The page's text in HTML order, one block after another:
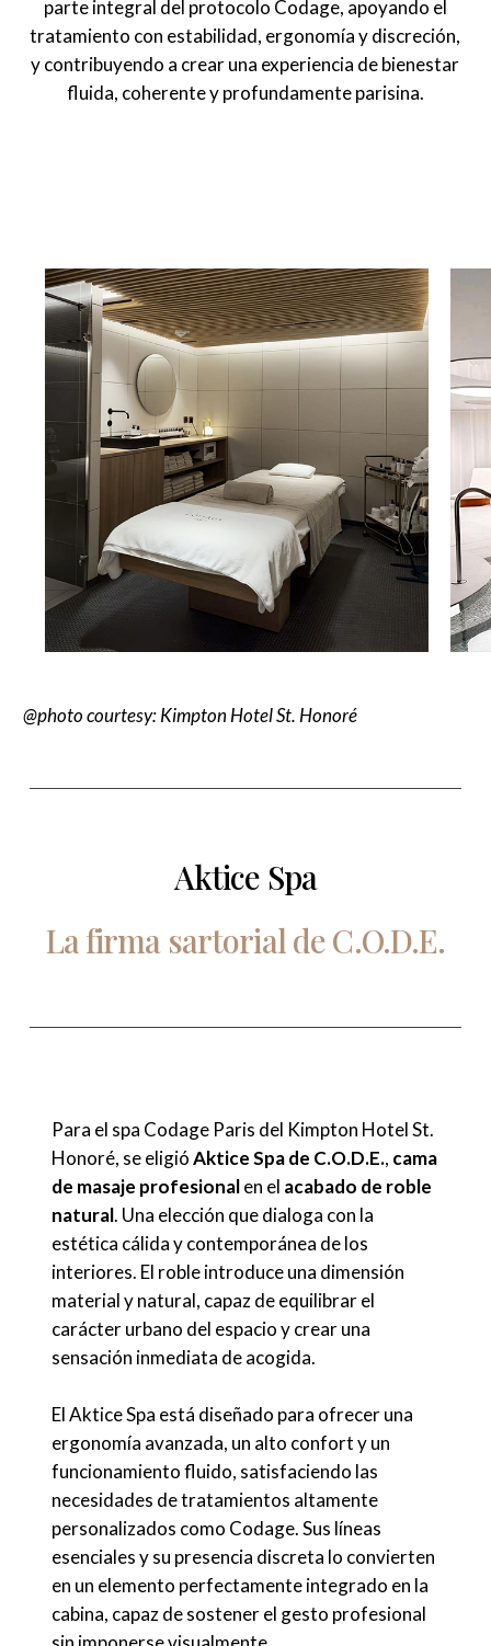
parte integral del protocolo Codage, apoyando el
tratamiento con estabilidad, ergonomía y discreción,
y contribuyendo a crear una experiencia de bienestar
fluida, coherente y profundamente parisina.
@photo courtesy:KimptonHotelSt. Honoré
Aktice Spa
La firma sartorial deC.O.D.E.
Para el spa Codage Paris del Kimpton Hotel St.
Honoré, se eligióAktice Spa de C.O.D.E., cama
de masaje profesionalen el acabado de roble
natural. Una elección que dialoga con la
estética cálida y contemporánea de los
interiores. El roble introduce una dimensión
material y natural, capaz de equilibrar el
carácter urbano del espacio y crear una
sensación inmediata de acogida.
El Aktice Spa está diseñado para ofrecer una
ergonomía avanzada, un alto confort y un
funcionamiento fluido, satisfaciendo las
necesidades de tratamientos altamente
personalizados como Codage. Sus líneas
esenciales y su presencia discreta lo convierten
en un elemento perfectamente integrado en la
cabina, capaz de sostener el gesto profesional